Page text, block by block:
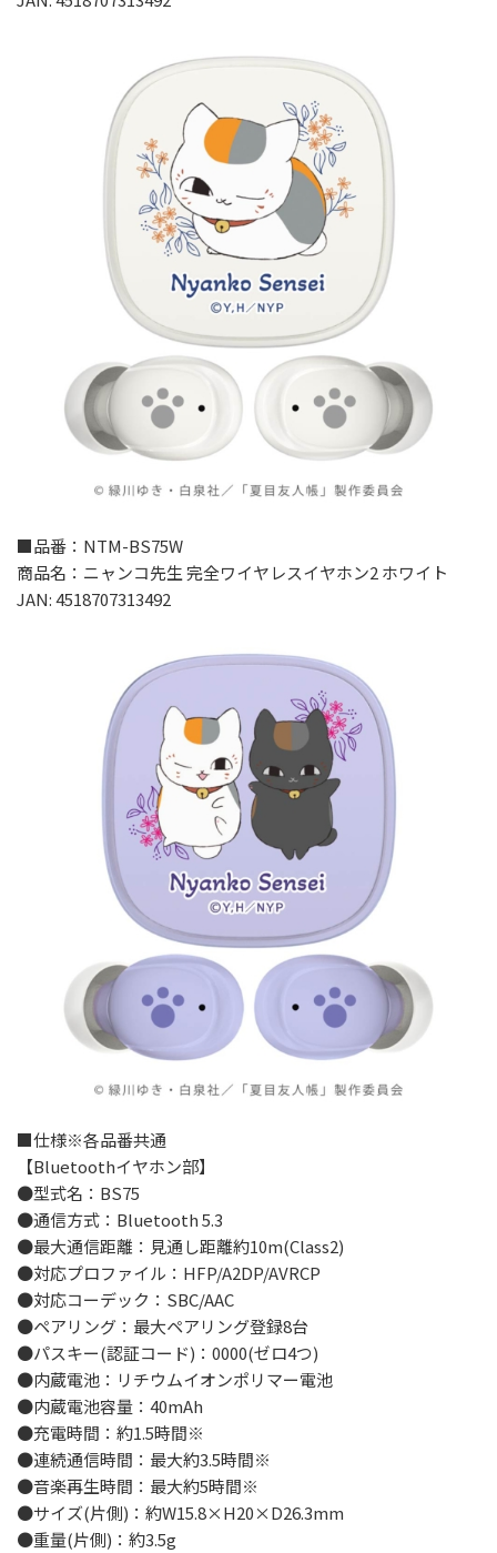
■品番：NTM-BS75W
商品名：ニャンコ先生 完全ワイヤレスイヤホン2 ホワイト
JAN: 4518707313492
■仕様※各品番共通
【Bluetoothイヤホン部】
●型式名：BS75
●通信方式：Bluetooth 5.3
●最大通信距離：見通し距離約10m(Class2)
●対応プロファイル：HFP/A2DP/AVRCP
●対応コーデック：SBC/AAC
●ペアリング：最大ペアリング登録8台
●パスキー(認証コード)：0000(ゼロ4つ)
●内蔵電池：リチウムイオンポリマー電池
●内蔵電池容量：40mAh
●充電時間：約1.5時間※
●連続通信時間：最大約3.5時間※
●音楽再生時間：最大約5時間※
●サイズ(片側)：約W15.8×H20×D26.3mm
●重量(片側)：約3.5g